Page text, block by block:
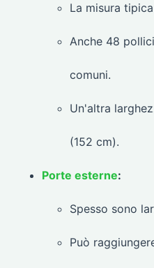
La misura
Anche 48
comuni.
Un'altra
(152 cm).
Porte esterne:
Spesso sono
Può